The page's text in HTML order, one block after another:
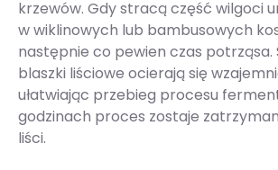
krzewów. Gdy stracą część wilgoci
w wiklinowych lub bambusowych
następnie co pewien czas potrząsa.
blaszki liściowe ocierają się
ułatwiając przebieg procesu
godzinach proces zostaje
liści.